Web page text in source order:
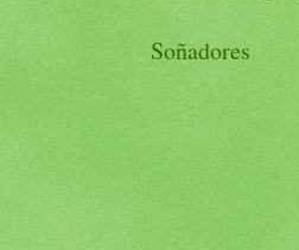
Soñadores